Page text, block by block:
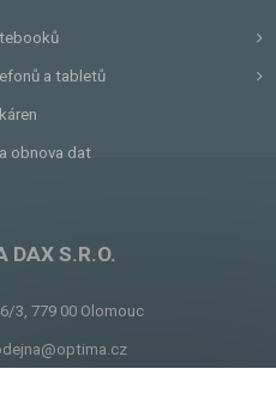
a tabletů
obnova dat
DAX S.R.O.
3, 779 00 Olomouc